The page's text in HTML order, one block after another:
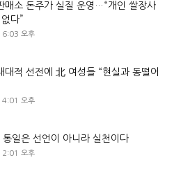
매소 돈주가 실질 운영…“개인 쌀장사
다”
오후
대적 선전에 北 여성들 “현실과 동떨어
오후
통일은 선언이 아니라 실천이다
오후